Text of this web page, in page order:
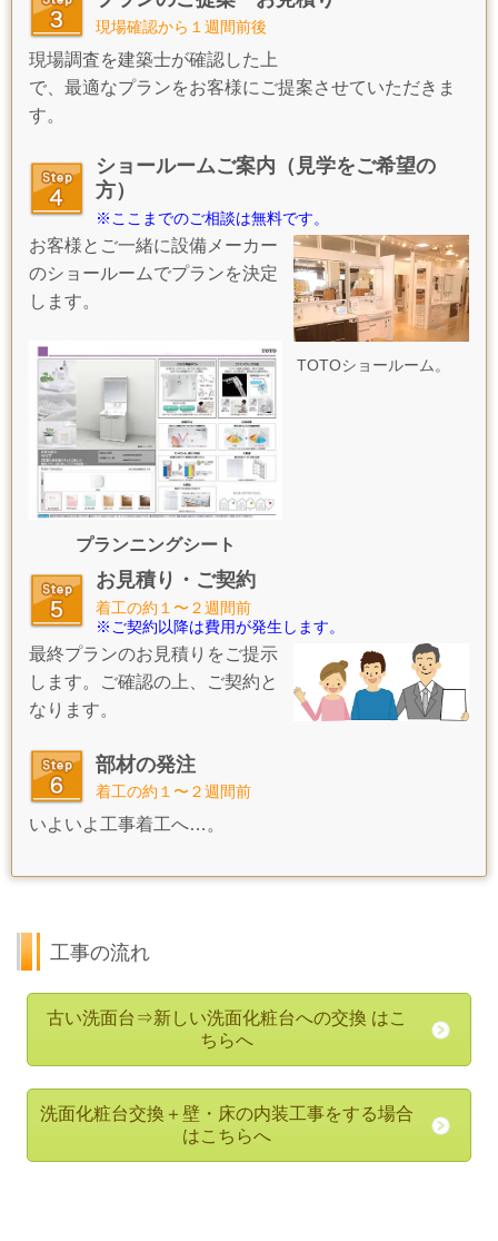
現場確認から１週間前後
現場調査を建築士が確認した上
で、最適なプランをお客様にご提案させていただきま
す。
ショールームご案内 （見学をご希望の
方）
※ここまでのご相談は無料です。
TOTOショールーム。
お客様とご一緒に設備メーカー
のショールームでプランを決定
します。
プランニングシート
お見積り・ご契約
着工の約１〜２週間前
※ご契約以降は費用が発生します。
最終プランのお見積りをご提示
します。ご確認の上、ご契約と
なります。
部材の発注
着工の約１〜２週間前
いよいよ工事着工へ…。
工事の流れ
古い洗面台⇒新しい洗面化粧台への交換 はこ
ちらへ
洗面化粧台交換＋壁・床の内装工事をする場合
はこちらへ